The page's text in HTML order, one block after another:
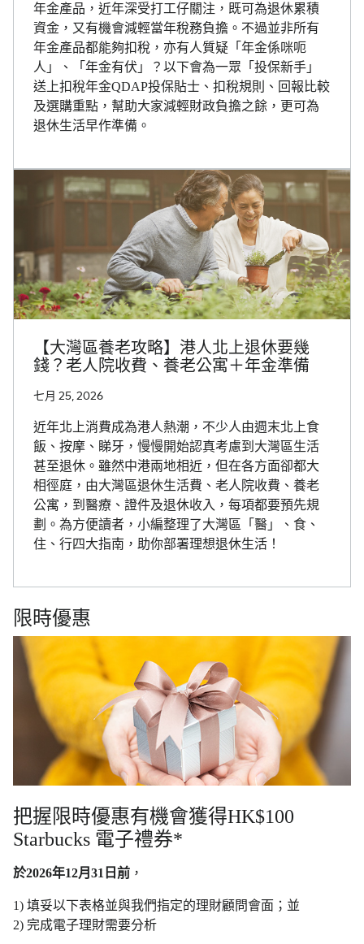
年金產品，近年深受打工仔關注，既可為退休累積
資金，又有機會減輕當年稅務負擔。不過並非所有
年金產品都能夠扣稅，亦有人質疑「年金係咪呃
人」、「年金有伏」？以下會為一眾「投保新手」
送上扣稅年金QDAP投保貼士、扣稅規則、回報比較
及選購重點，幫助大家減輕財政負擔之餘，更可為
退休生活早作準備。
【大灣區養老攻略】港人北上退休要幾
錢？老人院收費、養老公寓＋年金準備
七月 25, 2026
近年北上消費成為港人熱潮，不少人由週末北上食
飯、按摩、睇牙，慢慢開始認真考慮到大灣區生活
甚至退休。雖然中港兩地相近，但在各方面卻都大
相徑庭，由大灣區退休生活費、老人院收費、養老
公寓，到醫療、證件及退休收入，每項都要預先規
劃。為方便讀者，小編整理了大灣區「醫」、食、
住、行四大指南，助你部署理想退休生活！
限時優惠
把握限時優惠有機會獲得HK$100
Starbucks 電子禮券*
於2026年12月31日前 ，
1) 填妥以下表格並與我們指定的理財顧問會面；並
2) 完成電子理財需要分析